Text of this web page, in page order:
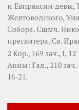
и Евпраксии девы,
Желтоводского,
Собора. Сщмч.
пресвитера. Св.
2 Кор., 169 зач., I,
Анны: Гал., 210
16-21.